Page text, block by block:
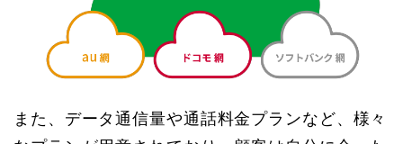
また、データ通信量や通話料金プランなど、様々